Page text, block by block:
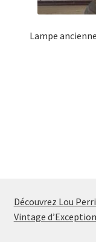
Lampe
Découvrez Lou
Vintage d’Exception